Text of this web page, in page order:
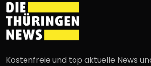
Kostenfreie und top aktuelle News